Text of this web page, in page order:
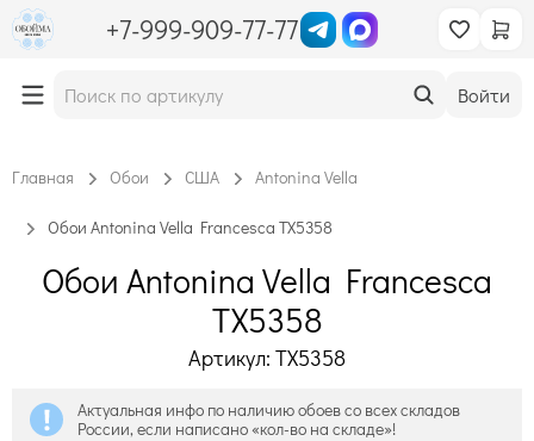
+7-999-909-77-77
Войти
Главная Обои США Antonina Vella
Обои Antonina Vella Francesca TX5358
Обои Antonina Vella Francesca
TX5358
Артикул: TX5358
Актуальная инфо по наличию обоев со всех складов
России, если написано «кол-во на складе»!